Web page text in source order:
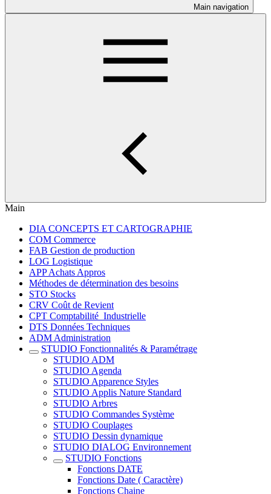
Main navigation
Main
DIA CONCEPTS ET CARTOGRAPHIE
COM Commerce
FAB Gestion de production
LOG Logistique
APP Achats Appros
Méthodes de détermination des besoins
STO Stocks
CRV Coût de Revient
CPT Comptabilité_Industrielle
DTS Données Techniques
ADM Administration
STUDIO Fonctionnalités & Paramétrage
STUDIO ADM
STUDIO Agenda
STUDIO Apparence Styles
STUDIO Applis Nature Standard
STUDIO Arbres
STUDIO Commandes Système
STUDIO Couplages
STUDIO Dessin dynamique
STUDIO DIALOG Environnement
STUDIO Fonctions
Fonctions DATE
Fonctions Date ( Caractère)
Fonctions Chaine